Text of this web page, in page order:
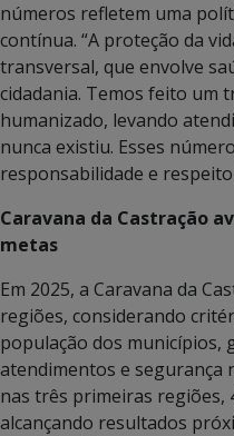
números refletem uma
contínua. “A proteção da
transversal, que envolve
cidadania. Temos feito um
humanizado, levando
nunca existiu. Esses
responsabilidade e respeito
Caravana da Castração
metas
Em 2025, a Caravana da
regiões, considerando
população dos municípios,
atendimentos e segurança
nas três primeiras regiões,
alcançando resultados